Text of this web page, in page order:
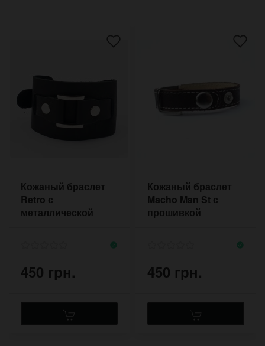
Кожаный браслет
Retro с
металлической
450 грн.
Кожаный браслет
Macho Man St с
прошивкой
450 грн.